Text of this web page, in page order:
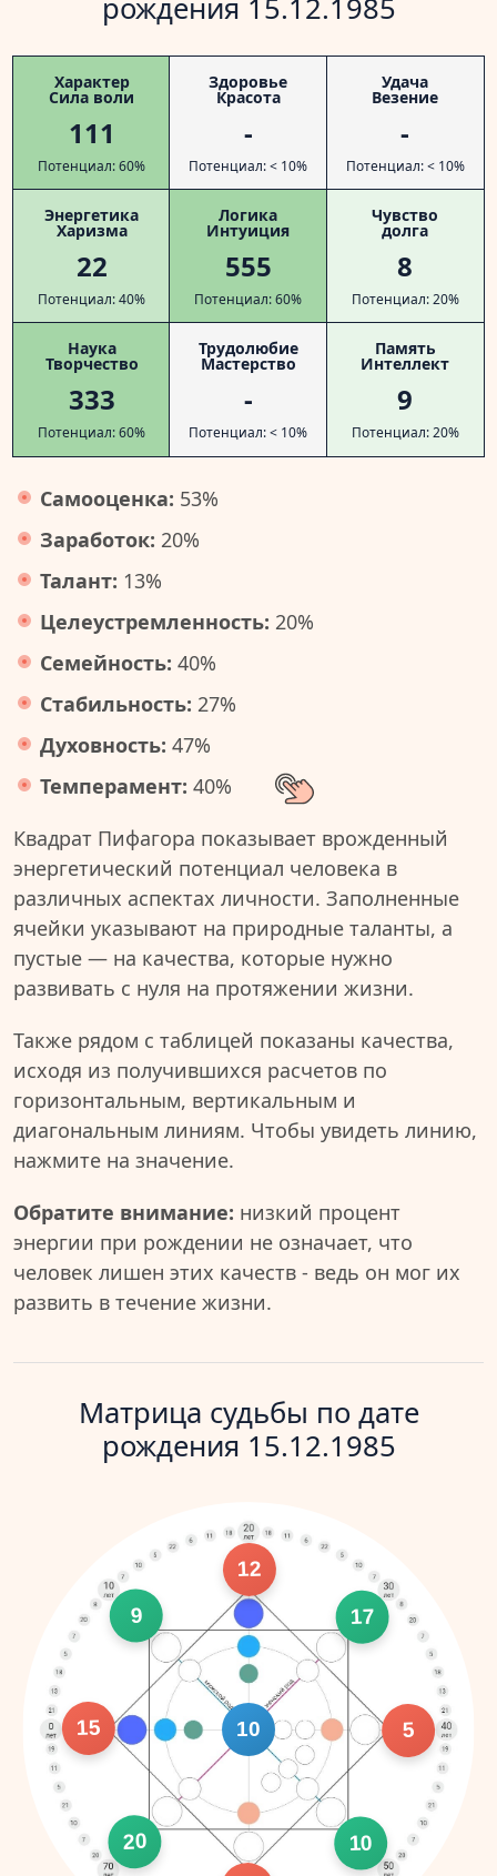
рождения 15.12.1985
Характер
Сила воли
111
Потенциал: 60%
Здоровье
Красота
-
Потенциал: < 10%
Удача
Везение
-
Потенциал: < 10%
Энергетика
Харизма
22
Потенциал: 40%
Логика
Интуиция
555
Потенциал: 60%
Чувство
долга
8
Потенциал: 20%
Наука
Творчество
333
Потенциал: 60%
Трудолюбие
Мастерство
-
Потенциал: < 10%
Память
Интеллект
9
Потенциал: 20%
Самооценка: 53%
Заработок: 20%
Талант: 13%
Целеустремленность: 20%
Семейность: 40%
Стабильность: 27%
Духовность: 47%
Темперамент: 40%
Квадрат Пифагора показывает врожденный
энергетический потенциал человека в
различных аспектах личности. Заполненные
ячейки указывают на природные таланты, а
пустые — на качества, которые нужно
развивать с нуля на протяжении жизни.
Также рядом с таблицей показаны качества,
исходя из получившихся расчетов по
горизонтальным, вертикальным и
диагональным линиям. Чтобы увидеть линию,
нажмите на значение.
Обратите внимание: низкий процент
энергии при рождении не означает, что
человек лишен этих качеств - ведь он мог их
развить в течение жизни.
Матрица судьбы по дате
рождения 15.12.1985
15
12
5
9 17
10
20
10